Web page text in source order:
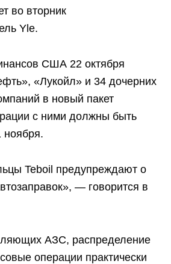
во вторник
Yle.
США 22 октября
«Лукойл» и 34 дочерних
в новый пакет
с ними должны быть
Teboil предупреждают о
— говорится в
АЗС, распределение
операции практически